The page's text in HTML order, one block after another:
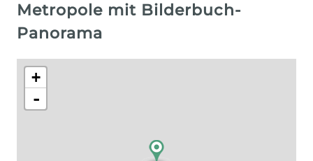
Metropole mit Bilderbuch-
Panorama
+
-